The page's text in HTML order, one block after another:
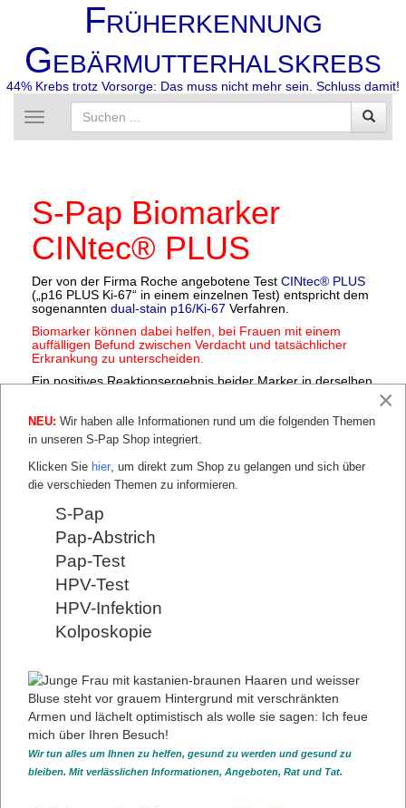
FRÜHERKENNUNG
GEBÄRMUTTERHALSKREBS
44% Krebs trotz Vorsorge: Das muss nicht mehr sein. Schluss damit!
Toggle
navigation
S-Pap Biomarker
CINtec® PLUS
Der von der Firma Roche angebotene Test CINtec® PLUS
(„p16 PLUS Ki-67“ in einem einzelnen Test) entspricht dem
sogenannten dual-stain p16/Ki-67 Verfahren.
Biomarker können dabei helfen, bei Frauen mit einem
auffälligen Befund zwischen Verdacht und tatsächlicher
Erkrankung zu unterscheiden.
Ein positives Reaktionsergebnis beider Marker in derselben
Verschlechterung – selbst bei unauffälliger Zytologie.
S-PAP BIOMARKER
S-Pap Biomarker genotypisierte HPV-Untersuchung
×
NEU: Wir haben alle Informationen rund um die folgenden Themen
in unseren S-Pap Shop integriert.
Klicken Sie hier, um direkt zum Shop zu gelangen und sich über
die verschieden Themen zu informieren.
S-Pap
Pap-Abstrich
Pap-Test
HPV-Test
HPV-Infektion
Kolposkopie
Wir tun alles um Ihnen zu helfen, gesund zu werden und gesund zu
bleiben. Mit verlässlichen Informationen, Angeboten, Rat und Tat.